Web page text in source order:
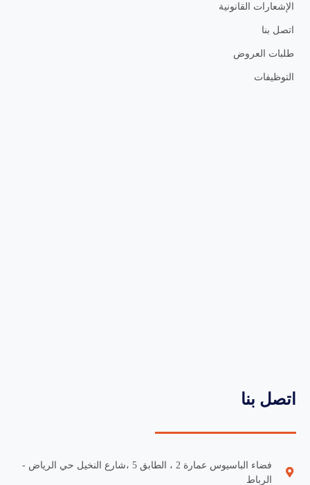
الإشعارات القانونية
اتصل بنا
طلبات العروض
التوظيفات
اتصل بنا
فضاء الباسيوس عمارة 2 ، الطابق 5 ،شارع النخيل حي الرياض -
الرباط